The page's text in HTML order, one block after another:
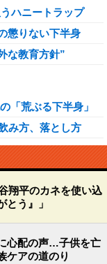
ハニートラップ
懲りない下半身
な教育方針”
「荒ぶる下半身」
み方、落とし方
翔平のカネを使い込
とう』」
心配の声…子供を亡
ケアの道のり